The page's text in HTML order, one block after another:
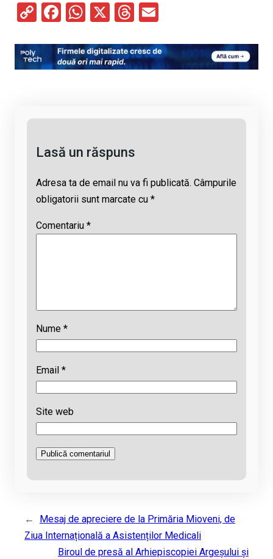
C
py
Li
F
ce
b
W
at
s
X
T
e
a
ail
Lasă un răspuns
Adresa ta de email nu va fi publicată. Câmpurile
obligatorii sunt marcate cu *
Comentariu *
Nume *
Email *
Site web
←
Mesaj de apreciere de la Primăria Mioveni, de
Ziua Internațională a Asistenților Medicali
Biroul de presă al Arhiepiscopiei Argeșului și